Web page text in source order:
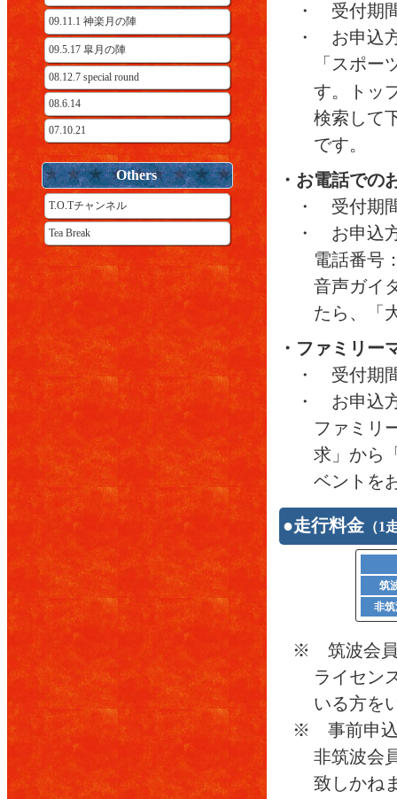
09.11.1 神楽月の陣
09.5.17 皐月の陣
08.12.7 special round
08.6.14
07.10.21
Others
T.O.Tチャンネル
Tea Break
・ 受付期
・ お申込
「スポー
す。トッ
検索して
です。
・お電話での
・ 受付期
・ お申込
電話番号
音声ガイ
たら、「
・ファミリー
・ 受付期
・ お申込
ファミリ
求」から
ベントを
●走行料金 （1
筑
非
※ 筑波会員
ライセン
いる方を
※ 事前申込
非筑波会
致しかね